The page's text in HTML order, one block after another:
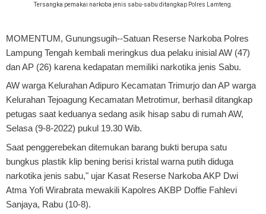
Tersangka pemakai narkoba jenis sabu-sabu ditangkap Polres Lamteng.
MOMENTUM, Gunungsugih--Satuan Reserse Narkoba Polres
Lampung Tengah kembali meringkus dua pelaku inisial AW (47)
dan AP (26) karena kedapatan memiliki narkotika jenis Sabu.
AW warga Kelurahan Adipuro Kecamatan Trimurjo dan AP warga
Kelurahan Tejoagung Kecamatan Metrotimur, berhasil ditangkap
petugas saat keduanya sedang asik hisap sabu di rumah AW,
Selasa (9-8-2022) pukul 19.30 Wib.
Saat penggerebekan ditemukan barang bukti berupa satu
bungkus plastik klip bening berisi kristal warna putih diduga
narkotika jenis sabu," ujar Kasat Reserse Narkoba AKP Dwi
Atma Yofi Wirabrata mewakili Kapolres AKBP Doffie Fahlevi
Sanjaya, Rabu (10-8).